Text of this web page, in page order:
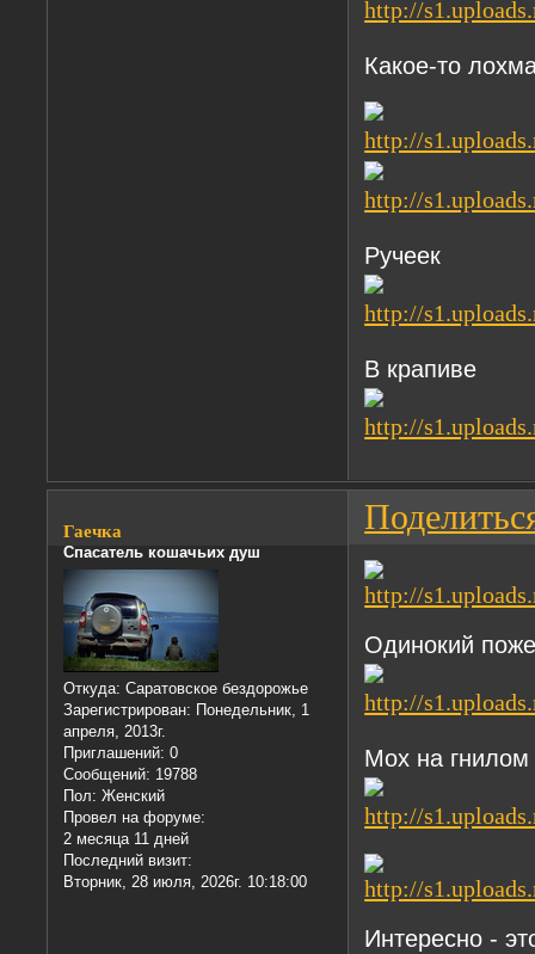
Какое-то
Ручеек
В крапиве
Гаечка
Спасатель кошачьих душ
Откуда: Саратовское бездорожье
Зарегистрирован: Понедельник, 1
апреля, 2013г.
Приглашений: 0
Сообщений: 19788
Пол: Женский
Провел на форуме:
2 месяца 11 дней
Последний визит:
Вторник, 28 июля, 2026г. 10:18:00
Одинокий
Мох на гнилом
Интересно -